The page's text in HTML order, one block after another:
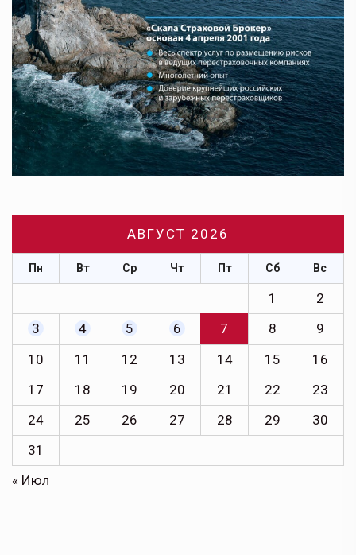
АВГУСТ 2026
Пн Вт Ср Чт Пт Сб Вс
1
2
3
4 5 6 7 8
9
10
11 12 13 14 15
16
17
18 19 20 21 22
23
24
25 26 27 28 29
30
31
« Июл